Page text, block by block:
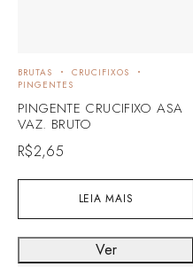
LEIA MAIS
BRUTAS
CRUCIFIXOS
PINGENTES
PINGENTE CRUCIFIXO ASA
VAZ. BRUTO
R$2,65
Ver